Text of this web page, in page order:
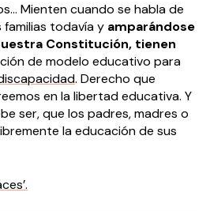
Mienten cuando se habla de
familias todavía y amparándose
Constitución, tienen
de modelo educativo para
. Derecho que
en la libertad educativa. Y
ser, que los padres, madres o
la educación de sus